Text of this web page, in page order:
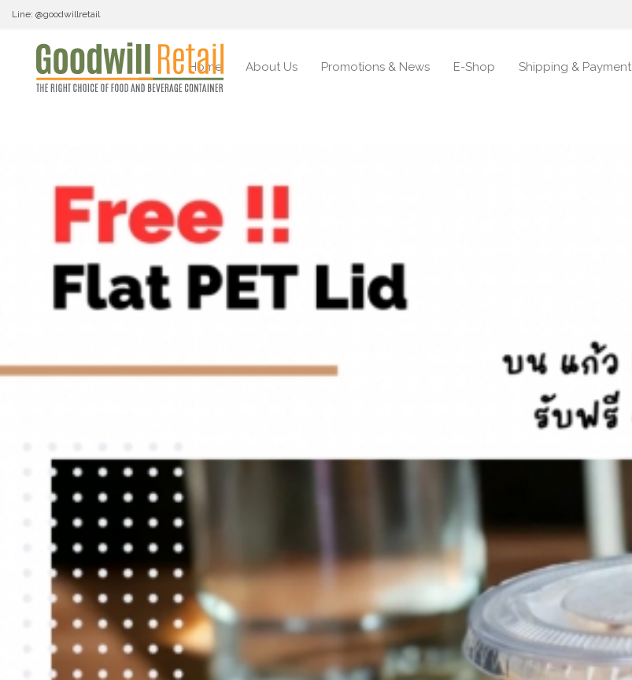
Line: @goodwillretail
Home About Us Promotions & News E-Shop Shipping & Payment